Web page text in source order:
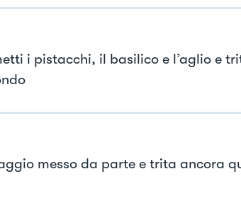
i pistacchi, il basilico e l’aglio e
messo da parte e trita ancora